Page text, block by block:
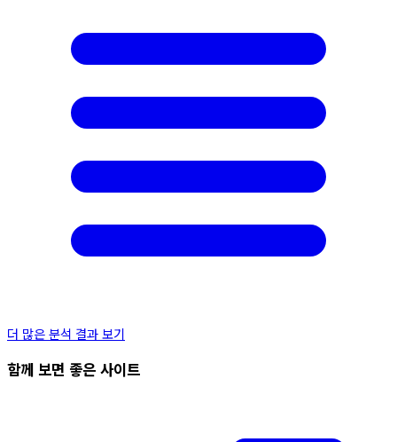
더 많은 분석 결과 보기
함께 보면 좋은 사이트